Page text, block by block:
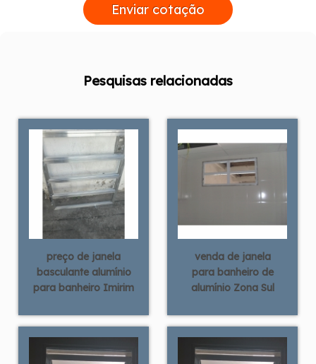
Enviar cotação
Pesquisas relacionadas
preço de janela
basculante alumínio
para banheiro Imirim
venda de janela
para banheiro de
alumínio Zona Sul